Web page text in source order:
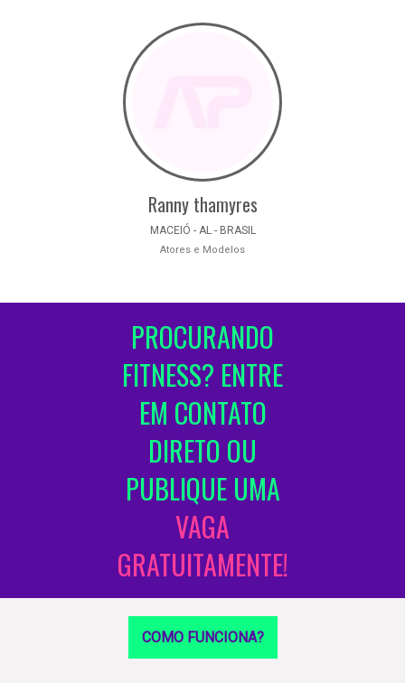
Ranny thamyres
MACEIÓ - AL - BRASIL
Atores e Modelos
PROCURANDO
FITNESS? ENTRE
EM CONTATO
DIRETO OU
PUBLIQUE UMA
VAGA
GRATUITAMENTE!
COMO FUNCIONA?